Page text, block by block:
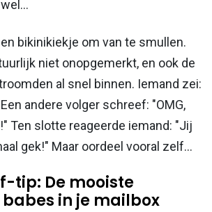
bikinikiekje om van te smullen.
niet onopgemerkt, en ook de
al snel binnen. Iemand zei:
andere volger schreef: "OMG,
Ten slotte reageerde iemand: "Jij
gek!" Maar oordeel vooral zelf...
tip: De mooiste
in je mailbox